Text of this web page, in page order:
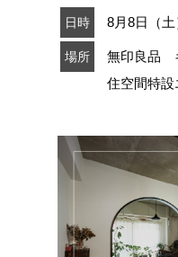
日時 8月8日（土
場所
無印良品
住空間特設